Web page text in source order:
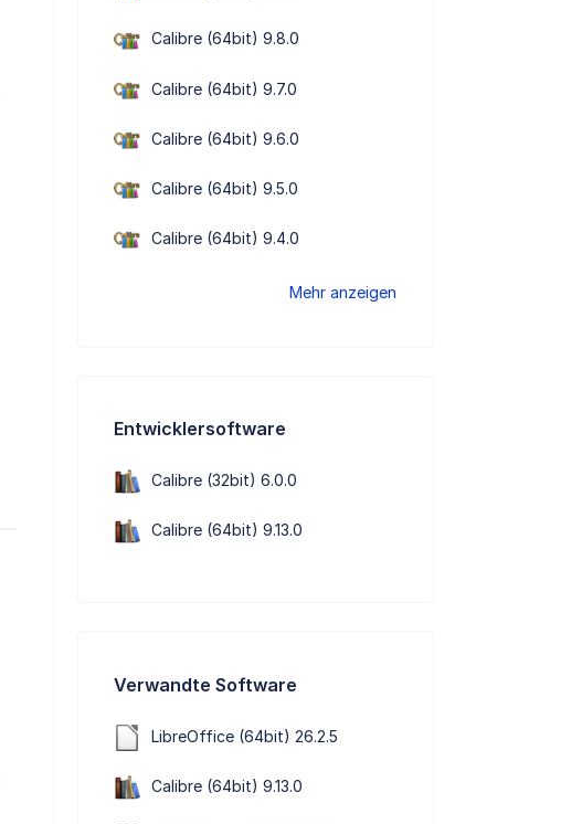
Calibre (64bit) 9.8.0
Calibre (64bit) 9.7.0
Calibre (64bit) 9.6.0
Calibre (64bit) 9.5.0
Calibre (64bit) 9.4.0
Mehr anzeigen
Entwicklersoftware
Calibre (32bit) 6.0.0
Calibre (64bit) 9.13.0
Verwandte Software
LibreOffice (64bit) 26.2.5
Calibre (64bit) 9.13.0